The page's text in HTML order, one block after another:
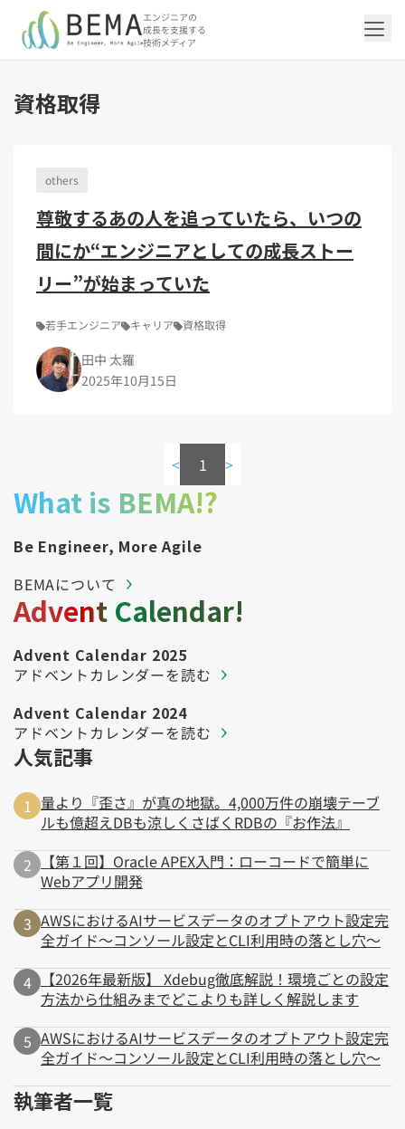
エンジニアの
成長を支援する
技術メディア
「アジャイル開発/スクラム」の記事一覧を
「アジャイル開発/スクラム」のタグ一覧
スクラムマスター（19）
アジャイル（15）
レトロスペクティブ（6）
「DevOps/クラウド」の記事一覧を見る
AWS（20）
CI/CD（9）
Terraform（6）
インフラストラクチャ（5）
Docker（4）
サーバーレス（3）
CloudWatch（2）
CodeCommit（2）
Amplify（2）
Ansible（2）
Google Cloud（1）
DevSecOps（1）
Platform Engineering（1）
さくらのクラウド（1）
「AI」の記事一覧を見る
生成AI（13）
AIエージェント（4）
NotebookLM（3）
Gemini（3）
OpenAI（1）
CNN（1）
「バックエンド」の記事一覧を見る
Oracle APEX（5）
Python（4）
API（2）
Ruby（2）
SQL（1）
アクセス制御（1）
Cloud SQL（1）
MySQL（1）
「Flutter/モバイル」の記事一覧を見る
Flutter（38）
Dart（6）
Swift（2）
アプリ開発（1）
「Jamstack/フロントエンド」の記事一覧
「Jamstack/フロントエンド」のタグ一覧
Jamstack（10）
Astro（10）
SSG（9）
microCMS（7）
TypeScript（4）
Puppeteer（1）
SEO（1）
React（1）
「others」の記事一覧を見る
エンジニア組織（48）
イベント（42）
アドベントカレンダー2024（25）
スキルアップ（24）
日本CTO協会（18）
若手エンジニア（12）
トラブルシューティング（12）
キャリア（8）
マネジメント（6）
DX推進（5）
オープンイノベーション（4）
資格取得
others
尊敬するあの人を追っていたら、いつの
間にか“エンジニアとしての成長ストー
リー”が始まっていた
若手エンジニア キャリア 資格取得
田中 太羅
2025年10月15日
< 1 >
What is BEMA!?
Be Engineer, More Agile
BEMAについて
Advent Calendar!
Advent Calendar 2025
アドベントカレンダーを読む
Advent Calendar 2024
アドベントカレンダーを読む
人気記事
量より『歪さ』が真の地獄。4,000万件の崩壊テーブ
ルも億超えDBも涼しくさばくRDBの『お作法』
【第１回】Oracle APEX入門：ローコードで簡単に
Webアプリ開発
AWSにおけるAIサービスデータのオプトアウト設定完
全ガイド～コンソール設定とCLI利用時の落とし穴～
【2026年最新版】 Xdebug徹底解説！環境ごとの設定
方法から仕組みまでどこよりも詳しく解説します
AWSにおけるAIサービスデータのオプトアウト設定完
全ガイド～コンソール設定とCLI利用時の落とし穴～
執筆者一覧